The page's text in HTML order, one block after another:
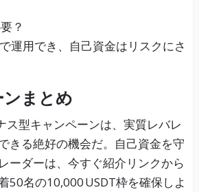
？
運用でき、自己資金はリスクにさ
まとめ
ス型キャンペーンは、実質レバレ
きる絶好の機会だ。自己資金を守
ーダーは、今すぐ紹介リンクから
50名の10,000 USDT枠を確保しよ